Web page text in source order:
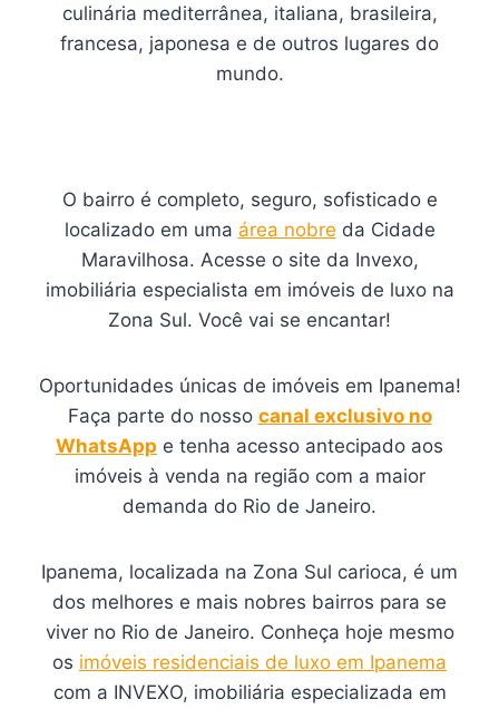
culinária mediterrânea, italiana, brasileira,
francesa, japonesa e de outros lugares do
mundo.
O bairro é completo, seguro, sofisticado e
localizado em uma área nobre da Cidade
Maravilhosa. Acesse o site da Invexo,
imobiliária especialista em imóveis de luxo na
Zona Sul. Você vai se encantar!
Oportunidades únicas de imóveis em Ipanema!
Faça parte do nosso canal exclusivo no
WhatsApp e tenha acesso antecipado aos
imóveis à venda na região com a maior
demanda do Rio de Janeiro.
Ipanema, localizada na Zona Sul carioca, é um
dos melhores e mais nobres bairros para se
viver no Rio de Janeiro. Conheça hoje mesmo
os imóveis residenciais de luxo em Ipanema
com a INVEXO, imobiliária especializada em